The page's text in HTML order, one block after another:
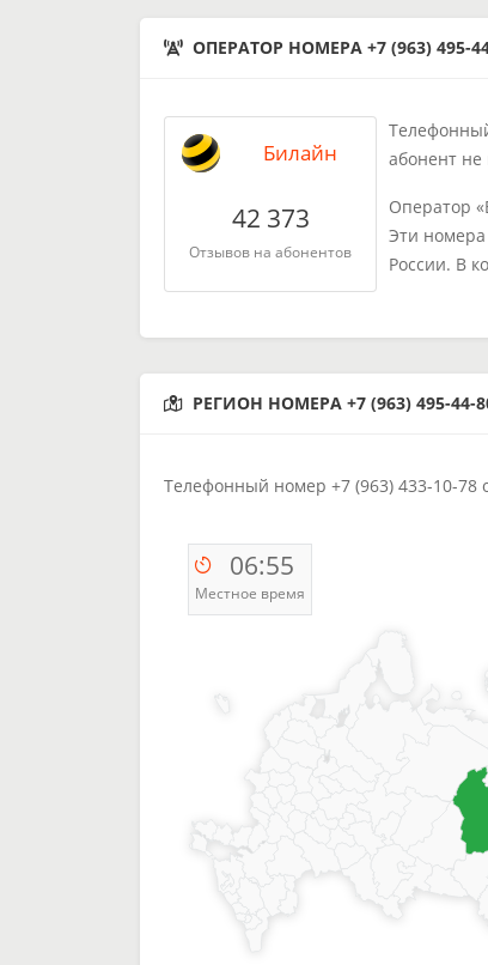
ОПЕРАТОР НОМЕРА +7 (963) 495-
Билайн
42 373
Отзывов на абонентов
абонент
Оператор
Эти
России. В
РЕГИОН НОМЕРА +7 (963) 495-44-
Телефонный номер +7 (963) 433-10-
06:55
Местное время